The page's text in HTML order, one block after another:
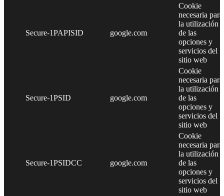
Secure-1PAPISID google.com
Cookie
necesaria para
la utilización
de las
opciones y
servicios del
sitio web
Secure-1PSID google.com
Cookie
necesaria para
la utilización
de las
opciones y
servicios del
sitio web
Secure-1PSIDCC google.com
Cookie
necesaria para
la utilización
de las
opciones y
servicios del
sitio web